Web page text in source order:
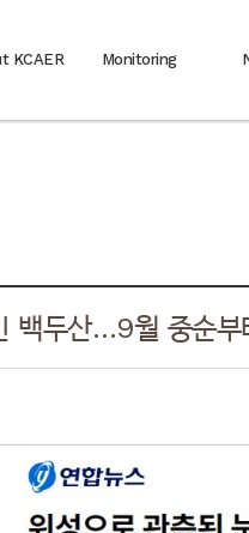
KCAER Monitoring
백두산…9월 중순